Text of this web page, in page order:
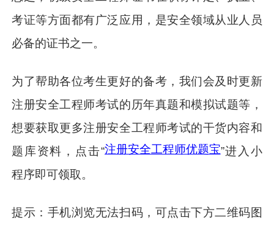
考证等方面都有广泛应用，是安全领域从业人员
必备的证书之一。
为了帮助各位考生更好的备考，我们会及时更新
注册安全工程师考试的历年真题和模拟试题等，
想要获取更多注册安全工程师考试的干货内容和
题库资料，点击“注册安全工程师优题宝”进入小
程序即可领取。
提示：手机浏览无法扫码，可点击下方二维码图